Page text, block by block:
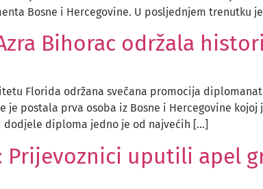
Bosne i Hercegovine. U posljednjem trenutku
Bihorac održala
Florida održana svečana promocija
je postala prva osoba iz Bosne i Hercegovine
dodjele diploma jedno je od najvećih […]
Prijevoznici uputili apel